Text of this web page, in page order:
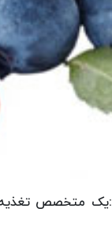
:یک متخصص تغذیه